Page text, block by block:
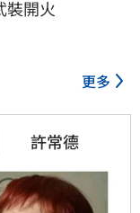
開火
更多
許常德